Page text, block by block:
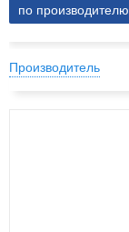
по производителю
Производитель